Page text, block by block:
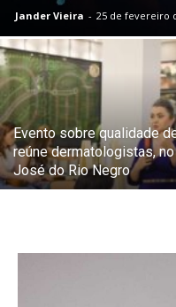
Jander Vieira - 25 de fevereiro
Evento sobre qualidade
reúne dermatologistas,
José do Rio Negro